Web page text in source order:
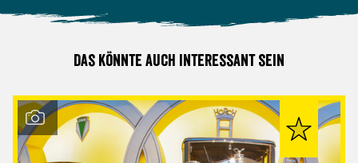
Das könnte auch interessant sein